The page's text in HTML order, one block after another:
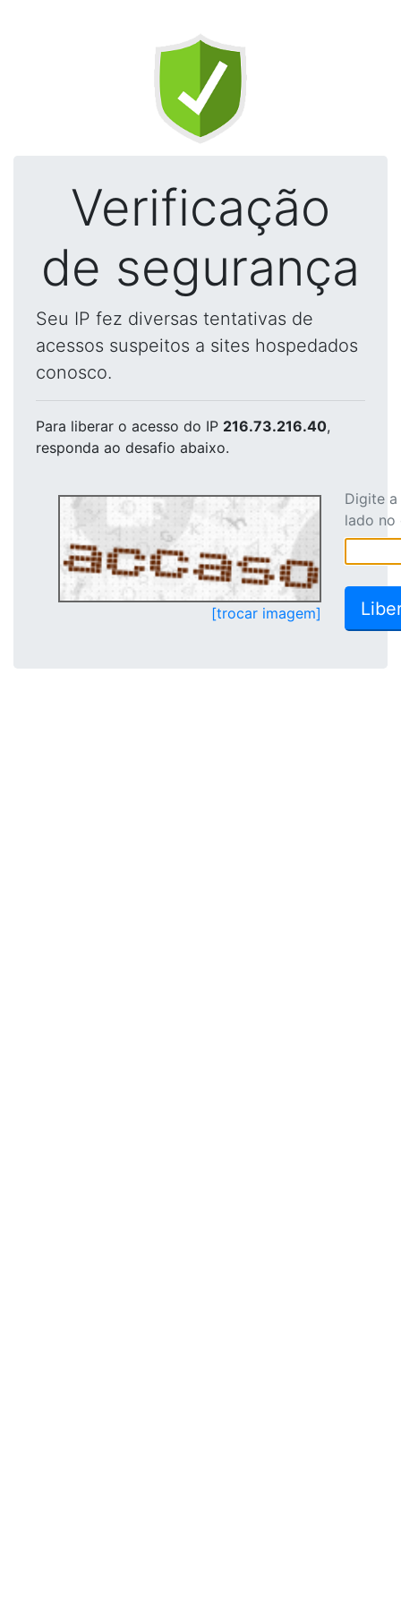
Verificação
de segurança
Seu IP fez diversas tentativas de
acessos suspeitos a sites hospedados
conosco.
Para liberar o acesso do IP 216.73.216.40,
responda ao desafio abaixo.
[trocar imagem]
Digite
lado no